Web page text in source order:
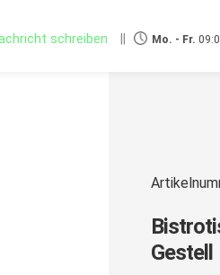
schreiben Mo. - Fr.
Gestell